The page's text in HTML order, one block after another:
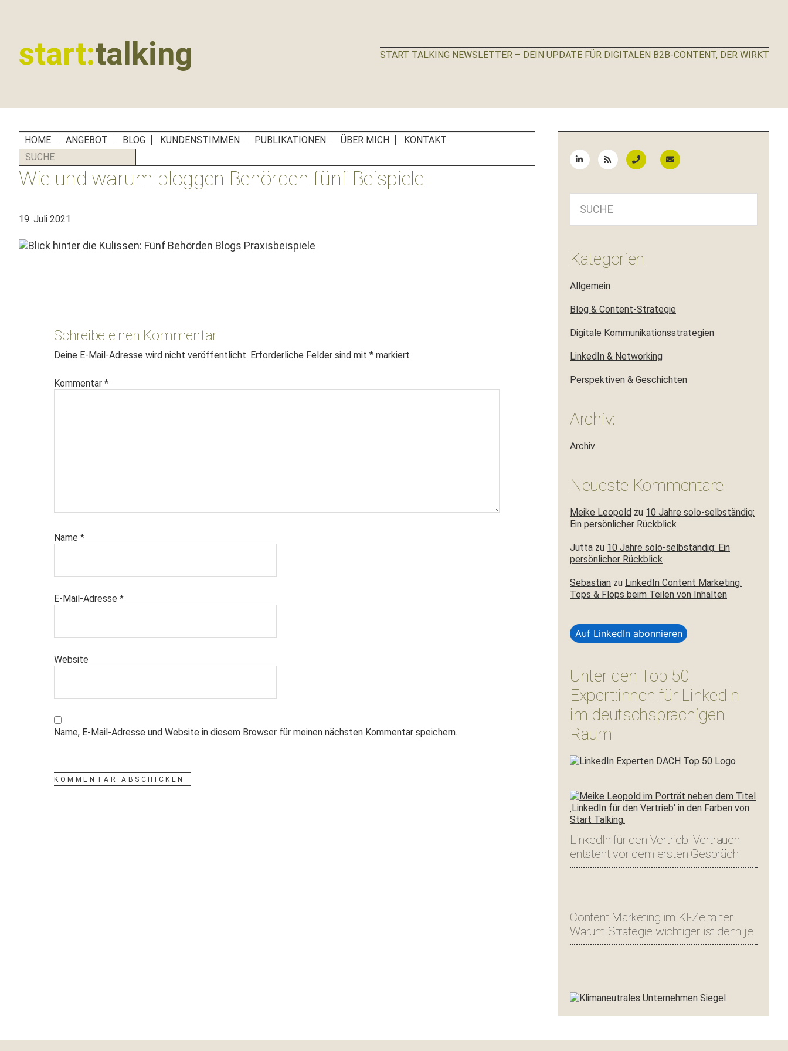
start:talking
für
Unternehmen,
Social
Media
Manager
Agenturen
START TALKING NEWSLETTER – DEIN UPDATE FÜR DIGITALEN B2B-CONTENT, DER WIRKT
HOME ANGEBOT BLOG KUNDENSTIMMEN PUBLIKATIONEN ÜBER MICH
KONTAKT
SUCHE
Wie und warum bloggen Behörden fünf Beispiele
19. Juli 2021
Schreibe einen Kommentar
Deine E-Mail-Adresse wird nicht veröffentlicht. Erforderliche Felder sind mit * markiert
Kommentar *
Name *
E-Mail-Adresse *
Website
Name, E-Mail-Adresse und Website in diesem Browser für meinen nächsten Kommentar speichern.
Kategorien
Allgemein
Blog & Content-Strategie
Digitale Kommunikationsstrategien
LinkedIn & Networking
Perspektiven & Geschichten
Archiv:
Archiv
Neueste Kommentare
Meike Leopold zu 10 Jahre solo-selbständig:
Ein persönlicher Rückblick
Jutta zu 10 Jahre solo-selbständig: Ein
persönlicher Rückblick
Sebastian zu LinkedIn Content Marketing:
Tops & Flops beim Teilen von Inhalten
Auf LinkedIn abonnieren
Unter den Top 50
Expert:innen für LinkedIn
im deutschsprachigen
Raum
LinkedIn für den Vertrieb: Vertrauen
entsteht vor dem ersten Gespräch
Content Marketing im KI-Zeitalter:
Warum Strategie wichtiger ist denn je